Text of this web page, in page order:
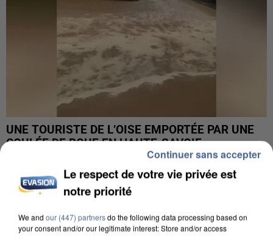
UNE TOURISTE DE L’OISE EMPORTÉE PAR UNE
COULÉE DE BOUE EN HAUTE-SAVOIE
Le respect de votre vie privée est
notre priorité
We and our (447) partnersdo the following data processing based on
your consent and/or our legitimate interest: Store and/or access
Continuer sans accepter